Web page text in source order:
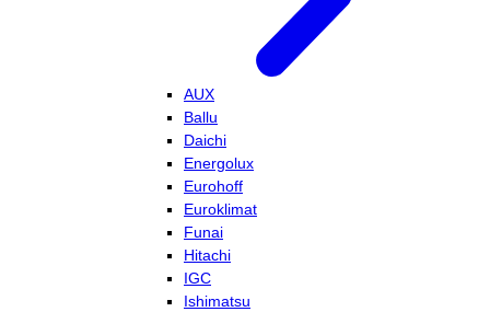
AUX
Ballu
Daichi
Energolux
Eurohoff
Euroklimat
Funai
Hitachi
IGC
Ishimatsu